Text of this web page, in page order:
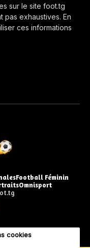
sur le site foot.tg
pas exhaustives. En
ces informations
Football Féminin
Omnisport
cookies